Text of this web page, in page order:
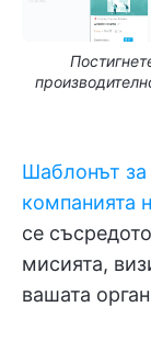
Шаблонът
компанията
се
мисията,
вашата